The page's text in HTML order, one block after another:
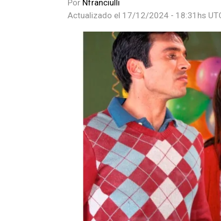
Por Nfranciulli
Actualizado el 17/12/2024 - 18:31hs